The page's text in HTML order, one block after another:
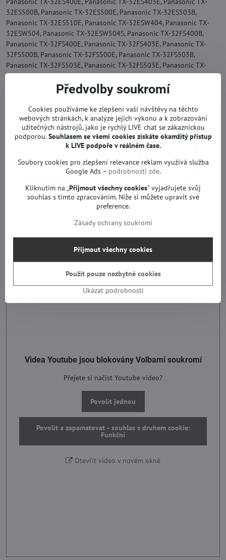
32ES500B, Panasonic TX-32ES500E, Panasonic TX-32ES503B,
Panasonic TX-32ES510E, Panasonic TX-32ESW404, Panasonic TX-
32ESW504, Panasonic TX-32ESW504S, Panasonic TX-32FS400B,
Panasonic TX-32FS400E, Panasonic TX-32FS403E, Panasonic TX-
32FS500B, Panasonic TX-32FS500E, Panasonic TX-32FS503B,
Panasonic TX-32FS503E, Panasonic TX-32FS503E, Panasonic TX-
32FSW404, Panasonic TX-32FSW504 a jiné.
TZLP105KECB3, TZLP105KECB4, TZLP200KECB6,
TZLP200KECB3, TXFZL01KECA5, TZLP225KECB1
Poradna: Nejde obraz na TV
Videa Youtube jsou blokovány Volbami soukromí
Přejete si načíst Youtube video?
Povolit jednou
Povolit a zapamatovat - souhlas s druhem cookie:
Funkční
Otevřít video v novém okně
Předvolby soukromí
Cookies používáme ke zlepšení vaší návštěvy na těchto
webových stránkách, k analýze jejich výkonu a k zobrazování
užitečných nástrojů, jako je rychlý LIVE chat se zákaznickou
podporou.Souhlasem se všemi cookies získáte okamžitý přístup
k LIVE podpoře v reálném čase.
Soubory cookies pro zlepšení relevance reklam využívá služba
Google Ads – podrobnosti zde.
Kliknutím na „Přijmout všechny cookies" vyjadřujete svůj
souhlas s tímto zpracováním. Níže si můžete upravit své
preference.
Zásady ochrany soukromí
Ukázat podrobnosti
Přijmout všechny cookies
Použít pouze nezbytné cookies